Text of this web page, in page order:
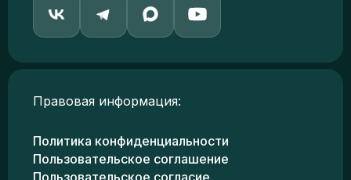
Правовая информация:
Политика конфиденциальности
Пользовательское соглашение
Пользовательское согласие